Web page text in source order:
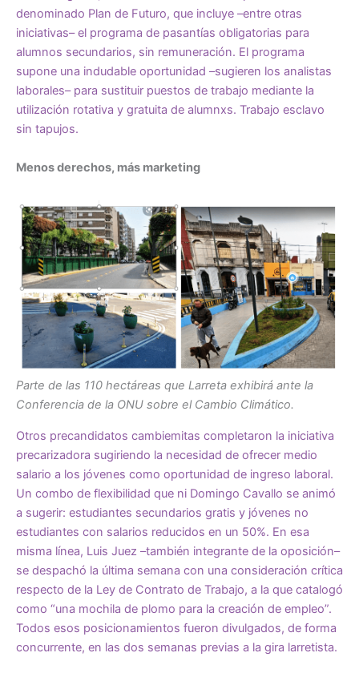
denominado Plan de Futuro, que incluye –entre otras
iniciativas– el programa de pasantías obligatorias para
alumnos secundarios, sin remuneración. El programa
supone una indudable oportunidad –sugieren los analistas
laborales– para sustituir puestos de trabajo mediante la
utilización rotativa y gratuita de alumnxs. Trabajo esclavo
sin tapujos.
Menos derechos, más marketing
Parte de las 110 hectáreas que Larreta exhibirá ante la
Conferencia de la ONU sobre el Cambio Climático.
Otros precandidatos cambiemitas completaron la iniciativa
precarizadora sugiriendo la necesidad de ofrecer medio
salario a los jóvenes como oportunidad de ingreso laboral.
Un combo de flexibilidad que ni Domingo Cavallo se animó
a sugerir: estudiantes secundarios gratis y jóvenes no
estudiantes con salarios reducidos en un 50%. En esa
misma línea, Luis Juez –también integrante de la oposición–
se despachó la última semana con una consideración crítica
respecto de la Ley de Contrato de Trabajo, a la que catalogó
como “una mochila de plomo para la creación de empleo”.
Todos esos posicionamientos fueron divulgados, de forma
concurrente, en las dos semanas previas a la gira larretista.